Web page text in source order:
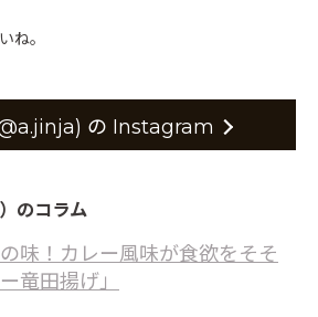
ね。
の Instagram
のコラム
味！カレー風味が食欲をそそ
竜田揚げ」